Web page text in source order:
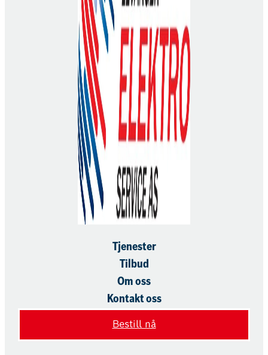
Tjenester
Tilbud
Om oss
Kontakt oss
Bestill nå